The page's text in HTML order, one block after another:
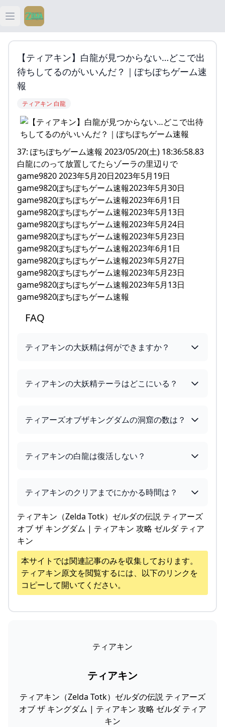
Open main menu
ティアキン
ティアキン 祠
ティアキン 攻略
【ティアキン】白龍が見つからない…どこで出
待ちしてるのがいいんだ？｜ぽちぽちゲーム速
報
ティアキン 白龍
37: ぽちぽちゲーム速報 2023/05/20(土) 18:36:58.83
白龍にのって放置してたらゾーラの里辺りで
game9820 2023年5月20日2023年5月19日
game9820ぽちぽちゲーム速報2023年5月30日
game9820ぽちぽちゲーム速報2023年6月1日
game9820ぽちぽちゲーム速報2023年5月13日
game9820ぽちぽちゲーム速報2023年5月24日
game9820ぽちぽちゲーム速報2023年5月23日
game9820ぽちぽちゲーム速報2023年6月1日
game9820ぽちぽちゲーム速報2023年5月27日
game9820ぽちぽちゲーム速報2023年5月23日
game9820ぽちぽちゲーム速報2023年5月13日
game9820ぽちぽちゲーム速報
FAQ
ティアキンの大妖精は何ができますか？
ティアキンの大妖精テーラはどこにいる？
ティアーズオブザキングダムの洞窟の数は？
ティアキンの白龍は復活しない？
ティアキンのクリアまでにかかる時間は？
ティアキン（Zelda Totk）ゼルダの伝説 ティアーズ
オブ ザ キングダム | ティアキン 攻略 ゼルダ ティア
キン
本サイトでは関連記事のみを収集しております。
ティアキン原文を閲覧するには、以下のリンクを
コピーして開いてください。
ティアキン
ティアキン
ティアキン（Zelda Totk）ゼルダの伝説 ティアーズ
オブ ザ キングダム | ティアキン 攻略 ゼルダ ティア
キン